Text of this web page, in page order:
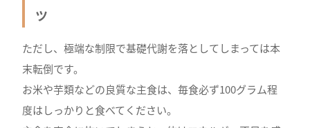
ツ
ただし、極端な制限で基礎代謝を落としてしまっては本
末転倒です。
お米や芋類などの良質な主食は、毎食必ず100グラム程
度はしっかりと食べてください。